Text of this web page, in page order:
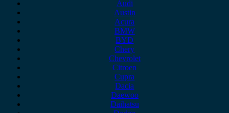
Audi
Austin
Acura
BMW
BYD
Chery
Chevrolet
Citroen
Cupra
Dacia
Daewoo
Daihatsu